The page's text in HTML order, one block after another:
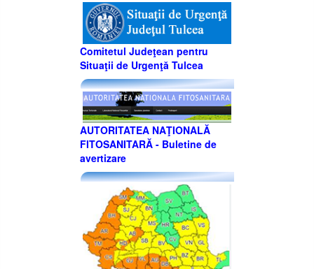
Comitetul Judeţean pentru
Situaţii de Urgenţă Tulcea
AUTORITATEA NAŢIONALĂ
FITOSANITARĂ - Buletine de
avertizare